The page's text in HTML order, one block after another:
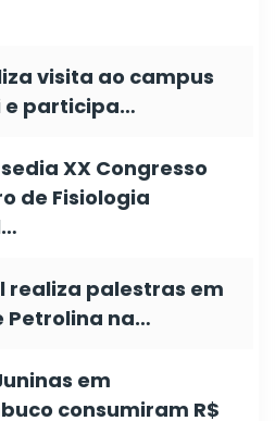
visita ao campus
e participa…
XX Congresso
de Fisiologia
realiza palestras em
Petrolina na…
em
consumiram R$